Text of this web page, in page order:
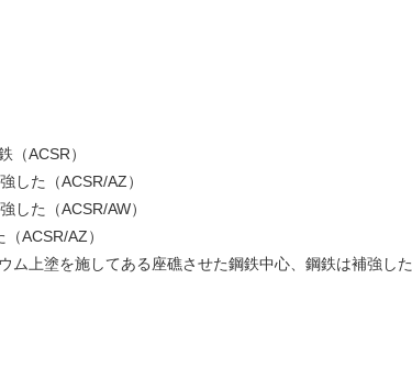
（ACSR）
した（ACSR/AZ）
た（ACSR/AW）
ACSR/AZ）
上塗を施してある座礁させた鋼鉄中心、鋼鉄は補強した